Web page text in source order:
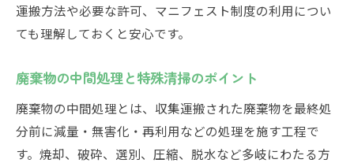
運搬方法や必要な許可、マニフェスト制度の利用につい
ても理解しておくと安心です。
廃棄物の中間処理と特殊清掃のポイント
廃棄物の中間処理とは、収集運搬された廃棄物を最終処
分前に減量・無害化・再利用などの処理を施す工程で
す。焼却、破砕、選別、圧縮、脱水など多岐にわたる方